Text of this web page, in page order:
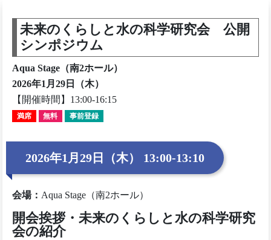
未来のくらしと水の科学研究会 公開
シンポジウム
Aqua Stage（南2ホール）
2026年1月29日（木）
【開催時間】13:00-16:15
満席 無料 事前登録
2026年1月29日（木） 13:00-13:10
会場： Aqua Stage（南2ホール）
開会挨拶・未来のくらしと水の科学研究
会の紹介